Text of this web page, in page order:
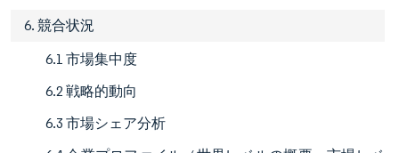
6. 競合状況
6.1 市場集中度
6.2 戦略的動向
6.3 市場シェア分析